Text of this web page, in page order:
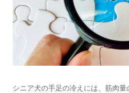
シニア犬の手足の冷えには、筋肉量